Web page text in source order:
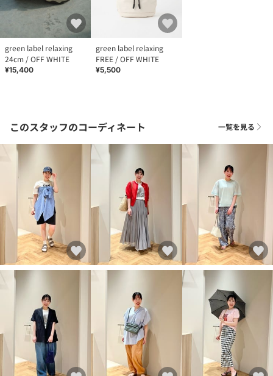
green label relaxing
24cm / OFF WHITE
¥15,400
green label relaxing
FREE / OFF WHITE
¥5,500
このスタッフのコーディネート 一覧を見る